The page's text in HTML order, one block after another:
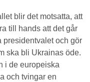
blir det motsatta, att
till hands att det går
presidentvalet och gör
ska bli Ukrainas öde.
i de europeiska
och tvingar en